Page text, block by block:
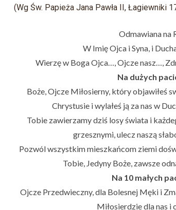
(Wg Św. Papieża Jana Pawła II, Łagiewniki
Odmawiana na
W Imię Ojca i Syna, i
Wierzę w Boga Ojca…, Ojcze nasz…,
Na dużych
Boże, Ojcze Miłosierny, który objawiłeś
Chrystusie i wylałeś ją za nas w
Tobie zawierzamy dziś losy świata i
grzesznymi, ulecz naszą
Pozwól wszystkim mieszkańcom ziemi
Tobie, Jedyny Boże, zawsze
Na 10 małych
Ojcze Przedwieczny, dla Bolesnej Męki i
Miłosierdzie dla nas i